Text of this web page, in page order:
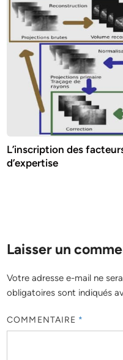
L’inscription des
d’expertise
Laisser un
Votre adresse e-mail ne
obligatoires sont indiqués
COMMENTAIRE *